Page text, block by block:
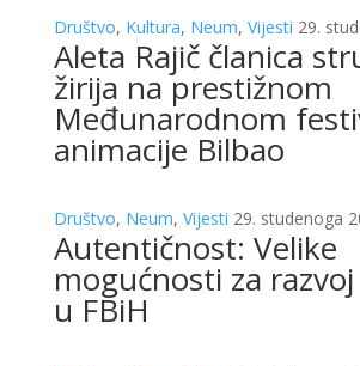
Društvo, Kultura, Neum, Vijesti 29.
Aleta Rajič članica
žirija na prestižnom
Međunarodnom
animacije Bilbao
Društvo, Neum, Vijesti 29. studenoga
Autentičnost: Velike
mogućnosti za
u FBiH